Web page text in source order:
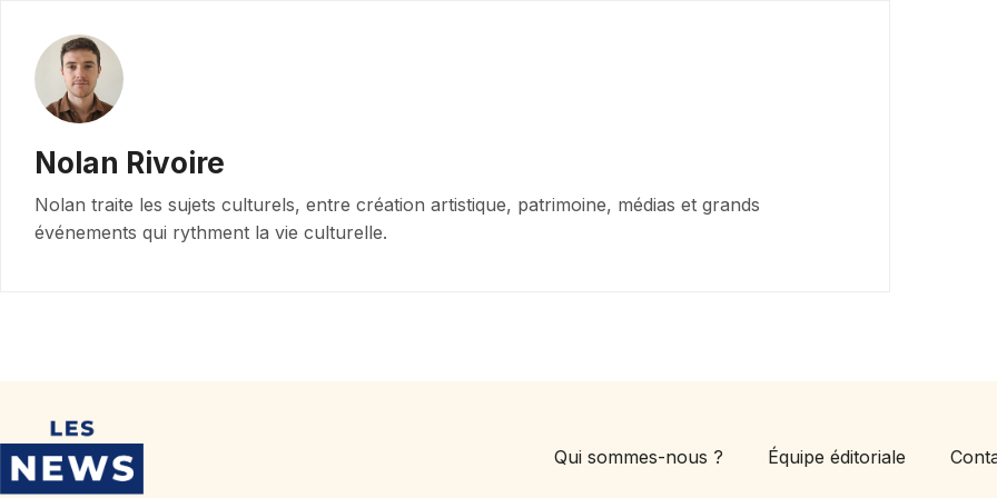
Nolan Rivoire
Nolan traite les sujets culturels, entre création artistique, patrimoine, médias et grands
événements qui rythment la vie culturelle.
Qui sommes-nous ? Équipe éditoriale